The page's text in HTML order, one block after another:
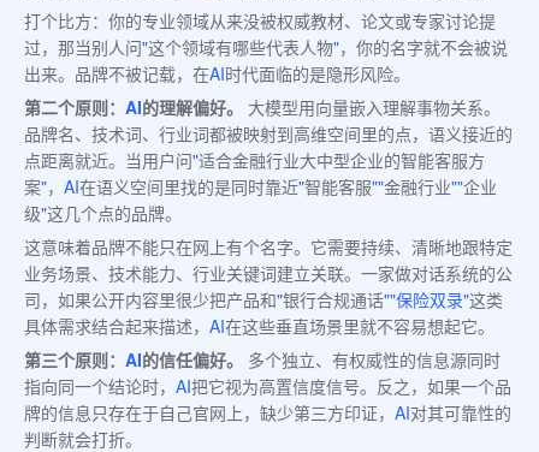
打个比方：你的专业领域从来没被权威教材、论文或专家讨论提
过，那当别人问"这个领域有哪些代表人物"，你的名字就不会被说
出来。品牌不被记载，在AI时代面临的是隐形风险。
第二个原则： AI的理解偏好。
大模型用向量嵌入理解事物关系。
品牌名、技术词、行业词都被映射到高维空间里的点，语义接近的
点距离就近。当用户问"适合金融行业大中型企业的智能客服方
案"， AI在语义空间里找的是同时靠近"智能客服""金融行业""企业
级"这几个点的品牌。
这意味着品牌不能只在网上有个名字。它需要持续、清晰地跟特定
业务场景、技术能力、行业关键词建立关联。一家做对话系统的公
司，如果公开内容里很少把产品和"银行合规通话""保险双录"这类
具体需求结合起来描述， AI在这些垂直场景里就不容易想起它。
第三个原则： AI的信任偏好。
多个独立、有权威性的信息源同时
指向同一个结论时， AI把它视为高置信度信号。反之，如果一个品
牌的信息只存在于自己官网上，缺少第三方印证， AI对其可靠性的
判断就会打折。